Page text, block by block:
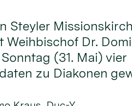
Steyler
Weihbischof Dr.
(31. Mai) vier
zu Diakonen